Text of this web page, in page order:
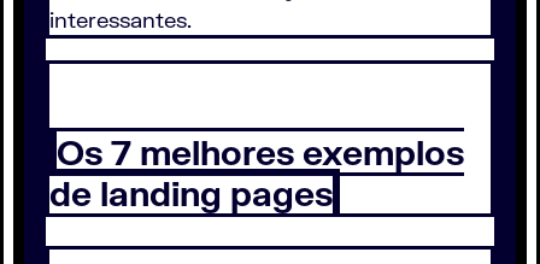
interessantes.
Os 7 melhores exemplos
de landing pages